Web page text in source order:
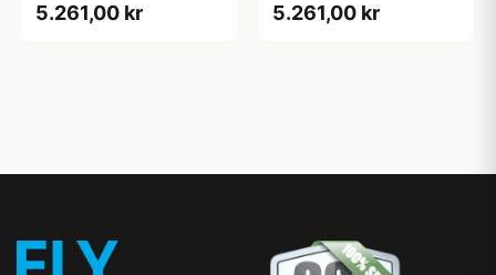
5.261,00 kr 5.261,00 kr